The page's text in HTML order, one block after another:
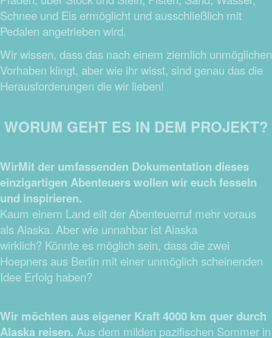
Schnee und Eis ermöglicht und ausschließlich mit
Pedalen angetrieben wird.
Wir wissen, dass das nach einem ziemlich unmöglichen
Vorhaben klingt, aber wie ihr wisst, sind genau das die
Herausforderungen die wir lieben!
WORUM GEHT ES IN DEM PROJEKT?
WirMit der umfassenden Dokumentation dieses
einzigartigen Abenteuers wollen wir euch fesseln
und inspirieren.
Kaum einem Land eilt der Abenteuerruf mehr voraus
als Alaska. Aber wie unnahbar ist Alaska
wirklich? Könnte es möglich sein, dass die zwei
Hoepners aus Berlin mit einer unmöglich scheinenden
Idee Erfolg haben?
Wir möchten aus eigener Kraft 4000 km quer durch
Alaska reisen. Aus dem milden pazifischen Sommer in